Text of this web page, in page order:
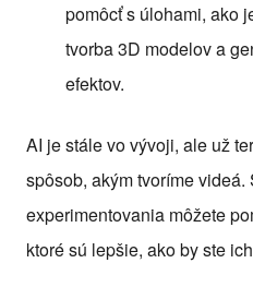
pomôcť s úlohami, ako
tvorba 3D modelov a
efektov.
AI je stále vo vývoji, ale už
spôsob, akým tvoríme
experimentovania môžete
ktoré sú lepšie, ako by ste